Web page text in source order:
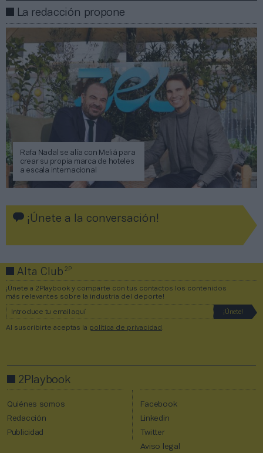
La redacción propone
Rafa Nadal se alía con Meliá para
crear su propia marca de hoteles
a escala internacional
¡Únete a la conversación!
Alta Club2P
¡Únete a 2Playbook y comparte con tus contactos los contenidos
más relevantes sobre la industria del deporte!
Al suscribirte aceptas la política de privacidad
2Playbook
Quiénes somos
Redacción
Publicidad
Facebook
Linkedin
Twitter
Aviso legal